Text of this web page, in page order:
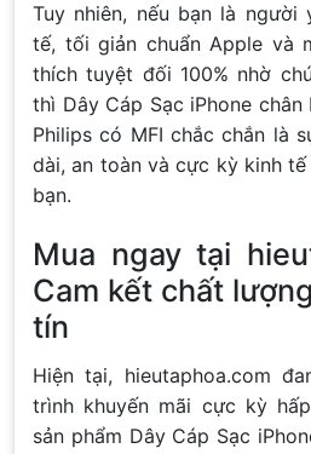
Tuy nhiên, nếu bạn là
tế, tối giản chuẩn Apple và
thích tuyệt đối 100% nhờ
thì Dây Cáp Sạc iPhone
Philips có MFI chắc chắn là
dài, an toàn và cực kỳ kinh
bạn.
Mua ngay tại
Cam kết chất
tín
Hiện tại, hieutaphoa.com
trình khuyến mãi cực kỳ
sản phẩm Dây Cáp Sạc